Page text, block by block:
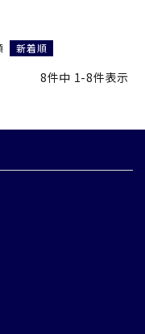
新着順
8件中 1-8件表示